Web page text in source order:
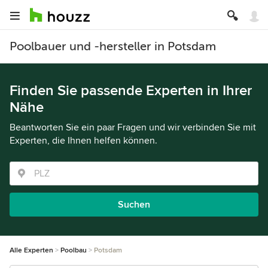
Poolbauer und -hersteller in Potsdam
Finden Sie passende Experten in Ihrer
Nähe
Beantworten Sie ein paar Fragen und wir verbinden Sie mit
Experten, die Ihnen helfen können.
Suchen
Alle Experten Poolbau Potsdam